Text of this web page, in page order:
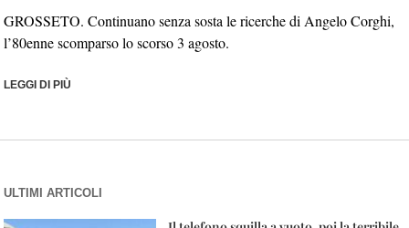
GROSSETO. Continuano senza sosta le ricerche di Angelo Corghi,
l’80enne scomparso lo scorso 3 agosto.
LEGGI DI PIÙ
ULTIMI ARTICOLI